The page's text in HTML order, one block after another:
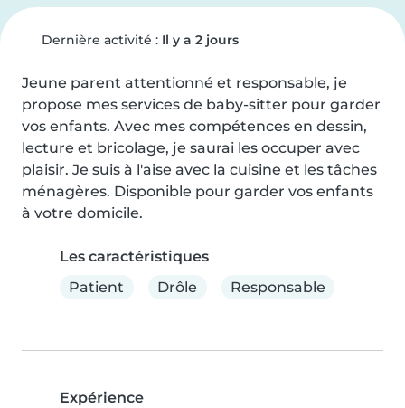
Dernière activité : Il y a 2 jours
Jeune parent attentionné et responsable, je
propose mes services de baby-sitter pour garder
vos enfants. Avec mes compétences en dessin,
lecture et bricolage, je saurai les occuper avec
plaisir. Je suis à l'aise avec la cuisine et les tâches
ménagères. Disponible pour garder vos enfants
à votre domicile.
Les caractéristiques
Patient
Drôle Responsable
Expérience